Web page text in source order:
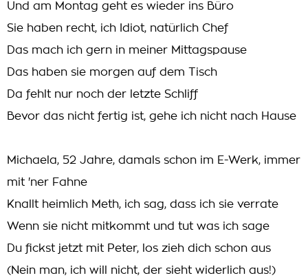
Und am Montag geht es wieder ins Büro
Sie haben recht, ich Idiot, natürlich Chef
Das mach ich gern in meiner Mittagspause
Das haben sie morgen auf dem Tisch
Da fehlt nur noch der letzte Schliff
Bevor das nicht fertig ist, gehe ich nicht nach Hause
Michaela, 52 Jahre, damals schon im E-Werk, immer
mit 'ner Fahne
Knallt heimlich Meth, ich sag, dass ich sie verrate
Wenn sie nicht mitkommt und tut was ich sage
Du fickst jetzt mit Peter, los zieh dich schon aus
(Nein man, ich will nicht, der sieht widerlich aus!)